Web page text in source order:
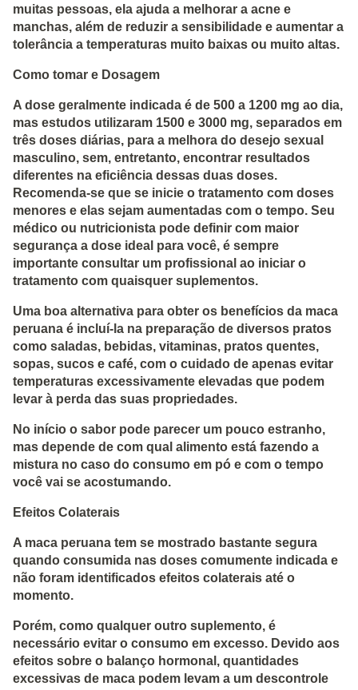
muitas pessoas, ela ajuda a melhorar a acne e
manchas, além de reduzir a sensibilidade e aumentar a
tolerância a temperaturas muito baixas ou muito altas.
Como tomar e Dosagem
A dose geralmente indicada é de 500 a 1200 mg ao dia,
mas estudos utilizaram 1500 e 3000 mg, separados em
três doses diárias, para a melhora do desejo sexual
masculino, sem, entretanto, encontrar resultados
diferentes na eficiência dessas duas doses.
Recomenda-se que se inicie o tratamento com doses
menores e elas sejam aumentadas com o tempo. Seu
médico ou nutricionista pode definir com maior
segurança a dose ideal para você, é sempre
importante consultar um profissional ao iniciar o
tratamento com quaisquer suplementos.
Uma boa alternativa para obter os benefícios da maca
peruana é incluí-la na preparação de diversos pratos
como saladas, bebidas, vitaminas, pratos quentes,
sopas, sucos e café, com o cuidado de apenas evitar
temperaturas excessivamente elevadas que podem
levar à perda das suas propriedades.
No início o sabor pode parecer um pouco estranho,
mas depende de com qual alimento está fazendo a
mistura no caso do consumo em pó e com o tempo
você vai se acostumando.
Efeitos Colaterais
A maca peruana tem se mostrado bastante segura
quando consumida nas doses comumente indicada e
não foram identificados efeitos colaterais até o
momento.
Porém, como qualquer outro suplemento, é
necessário evitar o consumo em excesso. Devido aos
efeitos sobre o balanço hormonal, quantidades
excessivas de maca podem levam a um descontrole